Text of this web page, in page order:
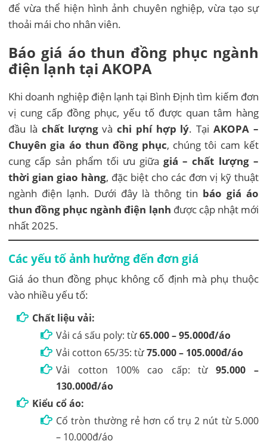
để vừa thể hiện hình ảnh chuyên nghiệp, vừa tạo sự
thoải mái cho nhân viên.
Báo giá áo thun đồng phục ngành
điện lạnh tại AKOPA
Khi doanh nghiệp điện lạnh tại Bình Định tìm kiếm đơn
vị cung cấp đồng phục, yếu tố được quan tâm hàng
đầu là chất lượngvàchi phí hợp lý. TạiAKOPA –
Chuyên gia áo thun đồng phục, chúng tôi cam kết
cung cấp sản phẩm tối ưu giữagiá – chất lượng –
thời gian giao hàng, đặc biệt cho các đơn vị kỹ thuật
ngành điện lạnh. Dưới đây là thông tin báo giá áo
thun đồng phục ngành điện lạnh được cập nhật mới
nhất 2025.
Các yếu tố ảnh hưởng đến đơn giá
Giá áo thun đồng phục không cố định mà phụ thuộc
vào nhiều yếu tố:
Chất liệu vải:
Vải cá sấu poly: từ65.000 – 95.000đ/áo
Vải cotton 65/35: từ75.000 – 105.000đ/áo
Vải cotton 100% cao cấp: từ95.000 –
130.000đ/áo
Kiểu cổ áo:
Cổ tròn thường rẻ hơn cổ trụ 2 nút từ 5.000
– 10.000đ/áo